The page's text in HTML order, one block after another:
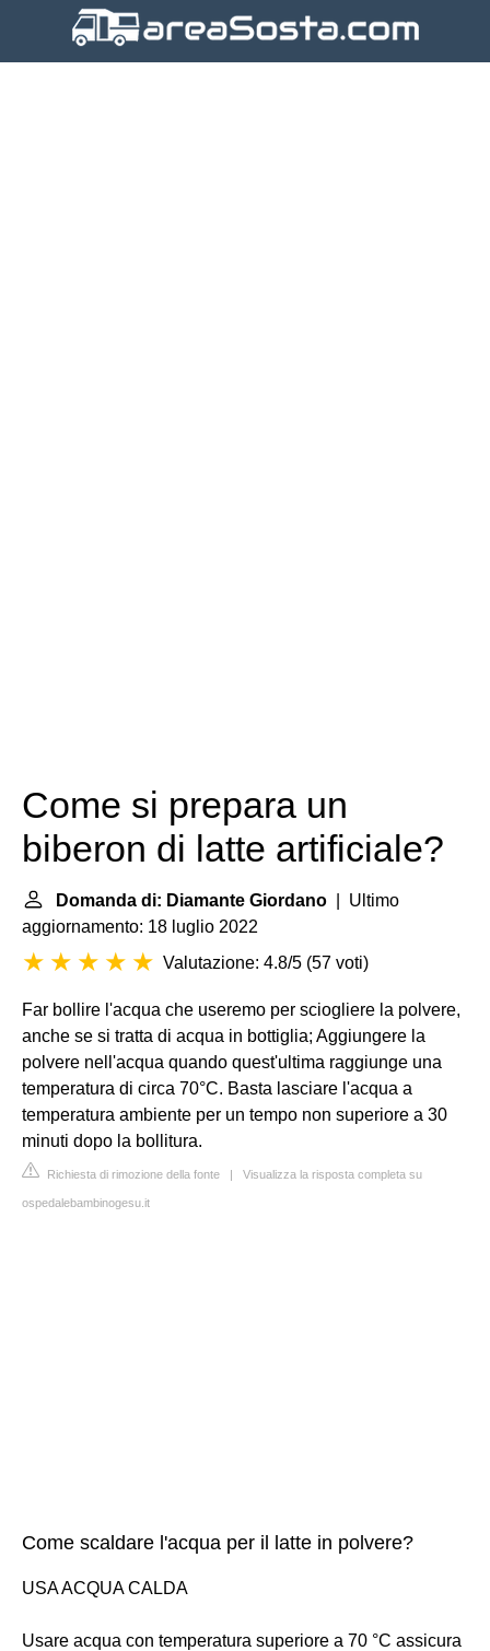
Come si prepara un
biberon di latte artificiale?
Domanda di: Diamante Giordano | Ultimo
aggiornamento: 18 luglio 2022
Valutazione: 4.8/5 (57 voti)
Far bollire l'acqua che useremo per sciogliere la polvere,
anche se si tratta di acqua in bottiglia; Aggiungere la
polvere nell'acqua quando quest'ultima raggiunge una
temperatura di circa 70°C. Basta lasciare l'acqua a
temperatura ambiente per un tempo non superiore a 30
minuti dopo la bollitura.
Richiesta di rimozione della fonte | Visualizza la risposta completa su
ospedalebambinogesu.it
Come scaldare l'acqua per il latte in polvere?
USA ACQUA CALDA
Usare acqua con temperatura superiore a 70 °C assicura